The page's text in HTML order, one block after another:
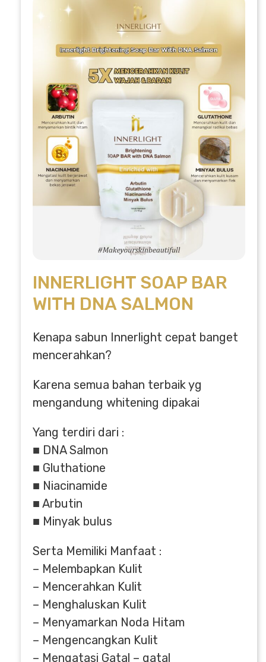
INNERLIGHT SOAP BAR
WITH DNA SALMON
Kenapa sabun Innerlight cepat banget
mencerahkan?
Karena semua bahan terbaik yg
mengandung whitening dipakai
Yang terdiri dari :
■ DNA Salmon
■ Gluthatione
■ Niacinamide
■ Arbutin
■ Minyak bulus
Serta Memiliki Manfaat :
– Melembapkan Kulit
– Mencerahkan Kulit
– Menghaluskan Kulit
– Menyamarkan Noda Hitam
– Mengencangkan Kulit
– Mengatasi Gatal – gatal